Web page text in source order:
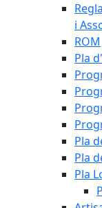
i
ROM
Pla
Pla
Pla
Pla